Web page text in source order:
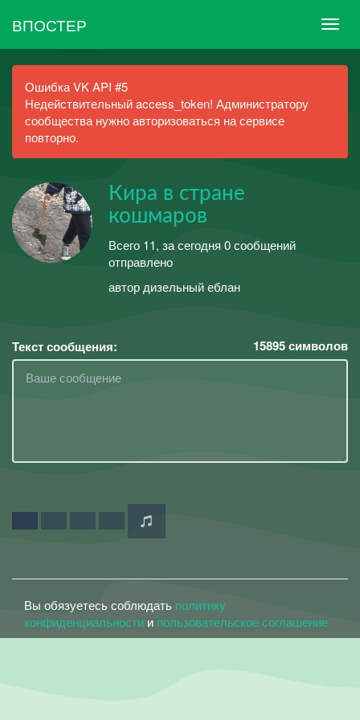
ВПОСТЕР
Ошибка VK API #5
Недействительный access_token! Администратору
сообщества нужно авторизоваться на сервисе
повторно.
Кира в стране
кошмаров
Всего 11, за сегодня 0 сообщений
отправлено
автор дизельный еблан
Текст сообщения: 15895символов
Вы обязуетесь соблюдать политику
конфиденциальности и пользовательское соглашение